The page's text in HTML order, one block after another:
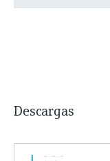
Descargas